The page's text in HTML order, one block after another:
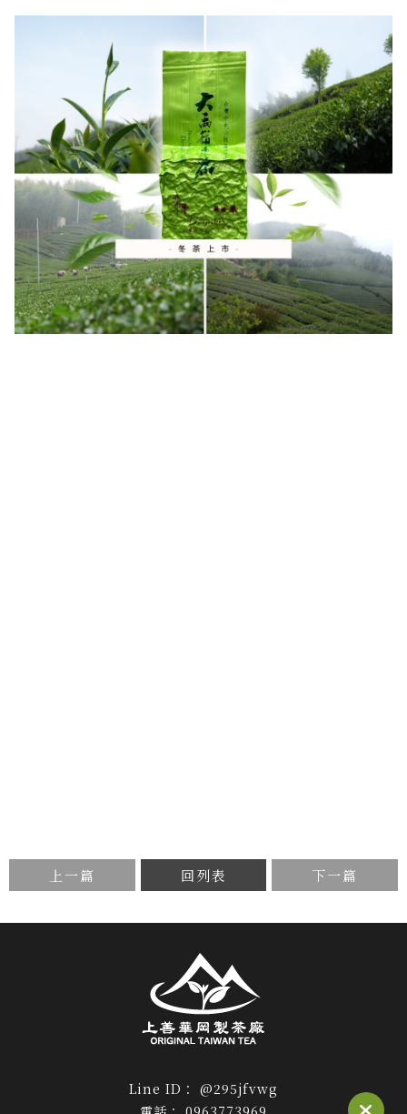
上一篇 回列表 下一篇
@295jfvwg